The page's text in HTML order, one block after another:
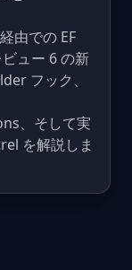
由での EF
ュー 6 の新
フック、
、そして実
を解説しま